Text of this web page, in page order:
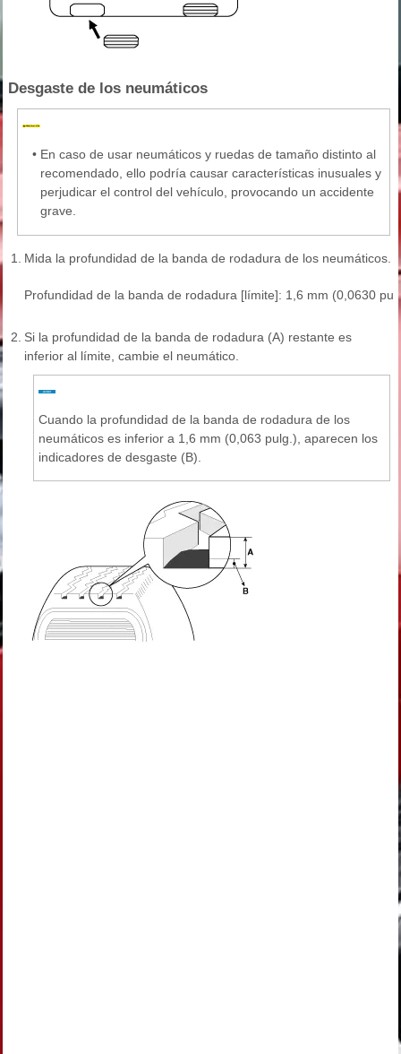
Desgaste de los neumáticos
• En caso de usar neumáticos y ruedas de tamaño distinto al
recomendado, ello podría causar características inusuales y
perjudicar el control del vehículo, provocando un accidente
grave.
1. Mida la profundidad de la banda de rodadura de los neumáticos.
Profundidad de la banda de rodadura [límite]: 1,6 mm (0,0630
2. Si la profundidad de la banda de rodadura (A) restante es
inferior al límite, cambie el neumático.
Cuando la profundidad de la banda de rodadura de los
neumáticos es inferior a 1,6 mm (0,063 pulg.), aparecen los
indicadores de desgaste (B).